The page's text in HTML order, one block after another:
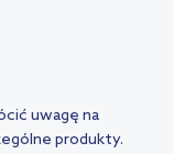
uwagę na
produkty.